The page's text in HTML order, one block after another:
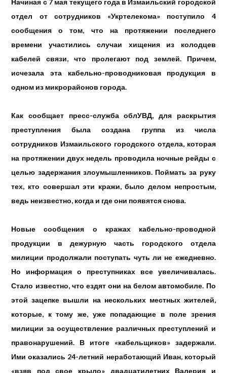
отдел от сотрудников «Укртелекома» поступило 4
сообщения о том, что на протяжении последнего
времени участились случаи хищения из колодцев
кабелей связи, что пролегают под землей. Причем,
исчезала эта кабельно-проводниковая продукция в
одном из микрорайонов города.
Как сообщает пресс-служба облУВД, для раскрытия
преступления была создана группа из числа
сотрудников Измаильского городского отдела, которая
на протяжении двух недель проводила ночные рейды с
целью задержания злоумышленников. Поймать за руку
тех, кто совершал эти кражи, было делом непростым,
ведь неизвестно, когда и где они появятся снова.
Новые сообщения о кражах кабельно-проводной
продукции в дежурную часть городского отдела
милиции продолжали поступать чуть ли не ежедневно.
Но информация о преступниках все увеличивалась.
Стало известно, что ездят они на белом автомобиле. По
этой зацепке вышли на нескольких местных жителей,
которые, к тому же, уже попадающие в поле зрения
милиции за осуществление различных преступлений и
правонарушений. В итоге «кабельщиков» задержали.
Ими оказались 24-летний неработающий Иван, который
«взяв под свое крыло» двадцатилетних Валерия и